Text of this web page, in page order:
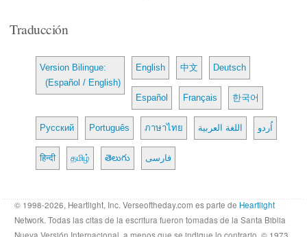
Traducción
Version Bilingue:
(Español / English)
English 中文 Deutsch
Español Français 한국어
Русский Português ภาษาไทย اللغة العربية اُردو
हिन्दी தமிழ் తెలుగు فارسی
© 1998-2026, Heartlight, Inc. Verseoftheday.com es parte de Heartlight
Network. Todas las citas de la escritura fueron tomadas de la Santa Biblia